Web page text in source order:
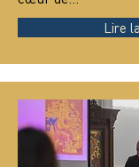
Lire la